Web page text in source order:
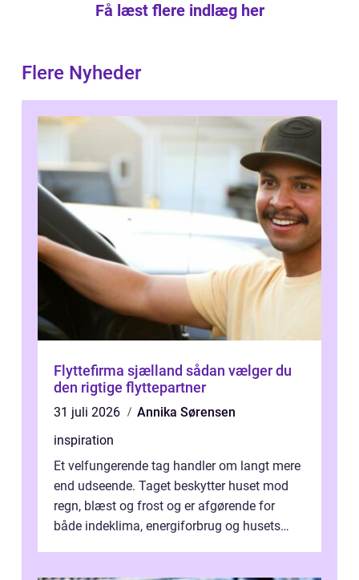
Få læst flere indlæg her
Flere Nyheder
Flyttefirma sjælland sådan vælger du
den rigtige flyttepartner
31 juli 2026
Annika Sørensen
inspiration
Et velfungerende tag handler om langt mere
end udseende. Taget beskytter huset mod
regn, blæst og frost og er afgørende for
både indeklima, energiforbrug og husets